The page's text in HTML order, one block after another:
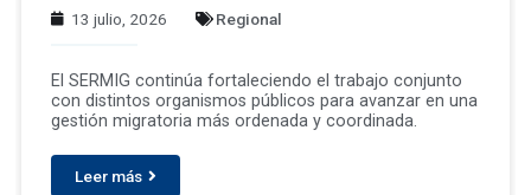
13 julio, 2026 Regional
El SERMIG continúa fortaleciendo el trabajo conjunto
con distintos organismos públicos para avanzar en una
gestión migratoria más ordenada y coordinada.
Leer más